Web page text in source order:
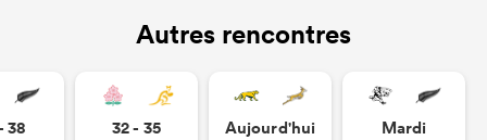
Autres rencontres
38 32 - 35 Aujourd'hui Mardi